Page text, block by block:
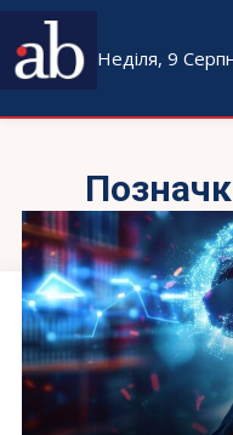
Неділя, 9